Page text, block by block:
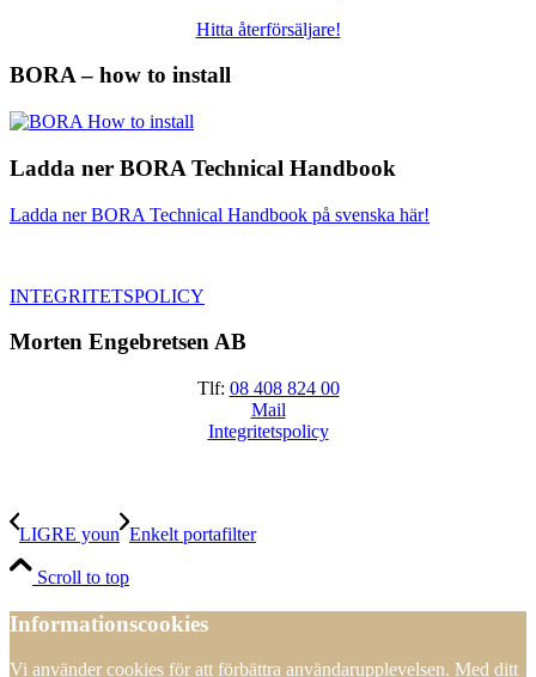
Hitta återförsäljare!
BORA – how to install
Ladda ner BORA Technical Handbook
Ladda ner BORA Technical Handbook på svenska här!
INTEGRITETSPOLICY
Morten Engebretsen AB
Tlf: 08 408 824 00
Mail
Integritetspolicy
LIGRE youn Enkelt portafilter
Scroll to top
Informationscookies
Vi använder cookies för att förbättra användarupplevelsen. Med ditt